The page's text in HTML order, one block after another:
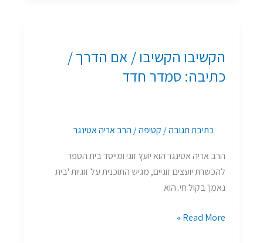
הקשיבו הקשיבו / אם הדרך /
כתיבה: סמדר חדד
כתיבת תגובה/ קטיפה/ הרב אריה אטינגר
הרב אריה אטינגר הוא יועץ זוגי ומייסד בית הספר
להכשרת יועצים זוגיים, מגיש התוכנית על זוגיות 'בית
נאמן' בקול חי. הוא
/
אם
סמדר
חדד
Read More »